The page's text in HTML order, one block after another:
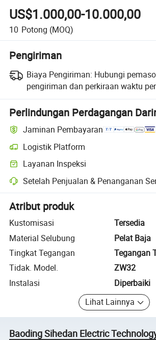
US$1.000,00-10.000,00
10 Potong (MOQ)
Pengiriman
Biaya Pengiriman: Hubungi
pengiriman dan perkiraan waktu
Perlindungan Perdagangan
Jaminan Pembayaran
Logistik Platform
Pelacakan pengiriman yang lebih jelas
Layanan Inspeksi
Pemeriksaan pra-pengiriman opsional untuk
Setelah Penjualan & Penanganan
Penyelesaian sengketa yang dibantu
Atribut produk
Kustomisasi
Tersedia
Material Selubung
Pelat Baja
Tingkat Tegangan
Tegangan
Tidak. Model.
ZW32
Instalasi
Diperbaiki
Lihat Lainnya
Baoding Sihedan Electric